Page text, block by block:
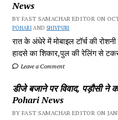
News
BY FAST SAMACHAR EDITOR ON
POHARI AND SHIVPURI
रात के अंधेरे में मोबाइल टॉर्च की
हादसे का शिकार,पुल की रेलिंग से
Leave a Comment
डीजे बजाने पर विवाद, पड़ौसी ने
Pohari News
BY FAST SAMACHAR EDITOR ON